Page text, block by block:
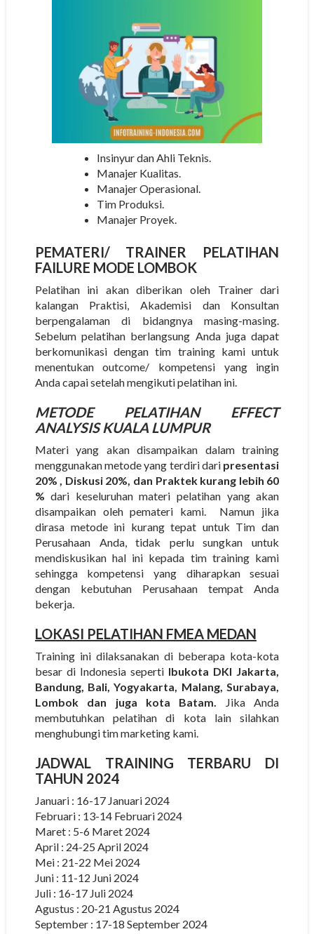
Insinyur dan Ahli Teknis.
Manajer Kualitas.
Manajer Operasional.
Tim Produksi.
Manajer Proyek.
PEMATERI/TRAINER PELATIHAN
FAILURE MODE LOMBOK
Pelatihan ini akan diberikan oleh Trainer dari
kalangan Praktisi, Akademisi dan Konsultan
berpengalaman di bidangnya masing-masing.
Sebelum pelatihan berlangsung Anda juga dapat
berkomunikasi dengan tim training kami untuk
menentukan outcome/ kompetensi yang ingin
Anda capai setelah mengikuti pelatihan ini.
METODE PELATIHAN EFFECT
ANALYSIS KUALA LUMPUR
Materi yang akan disampaikan dalam training
menggunakan metode yang terdiri dari presentasi
20% , Diskusi 20%, dan Praktek kurang lebih 60
% dari keseluruhan materi pelatihan yang akan
disampaikan oleh pemateri kami. Namun jika
dirasa metode ini kurang tepat untuk Tim dan
Perusahaan Anda, tidak perlu sungkan untuk
mendiskusikan hal ini kepada tim training kami
sehingga kompetensi yang diharapkan sesuai
dengan kebutuhan Perusahaan tempat Anda
bekerja.
LOKASI PELATIHAN FMEA MEDAN
Training ini dilaksanakan di beberapa kota-kota
besar di Indonesia seperti Ibukota DKI Jakarta,
Bandung, Bali, Yogyakarta, Malang, Surabaya,
Lombok dan juga kota Batam. Jika Anda
membutuhkan pelatihan di kota lain silahkan
menghubungi tim marketing kami.
JADWAL TRAINING TERBARU DI
TAHUN 2024
Januari : 16-17 Januari 2024
Februari : 13-14 Februari 2024
Maret : 5-6 Maret 2024
April : 24-25 April 2024
Mei : 21-22 Mei 2024
Juni : 11-12 Juni 2024
Juli : 16-17 Juli 2024
Agustus : 20-21 Agustus 2024
September : 17-18 September 2024